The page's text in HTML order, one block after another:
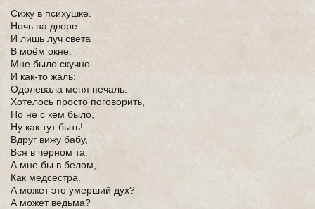
Сижу в психушке.
Ночь на дворе
И лишь луч света
В моём окне.
Мне было скучно
И как-то жаль:
Одолевала меня печаль.
Хотелось просто поговорить,
Но не с кем было,
Ну как тут быть!
Вдруг вижу бабу,
Вся в черном та.
А мне бы в белом,
Как медсестра.
А может это умерший дух?
А может ведьма?